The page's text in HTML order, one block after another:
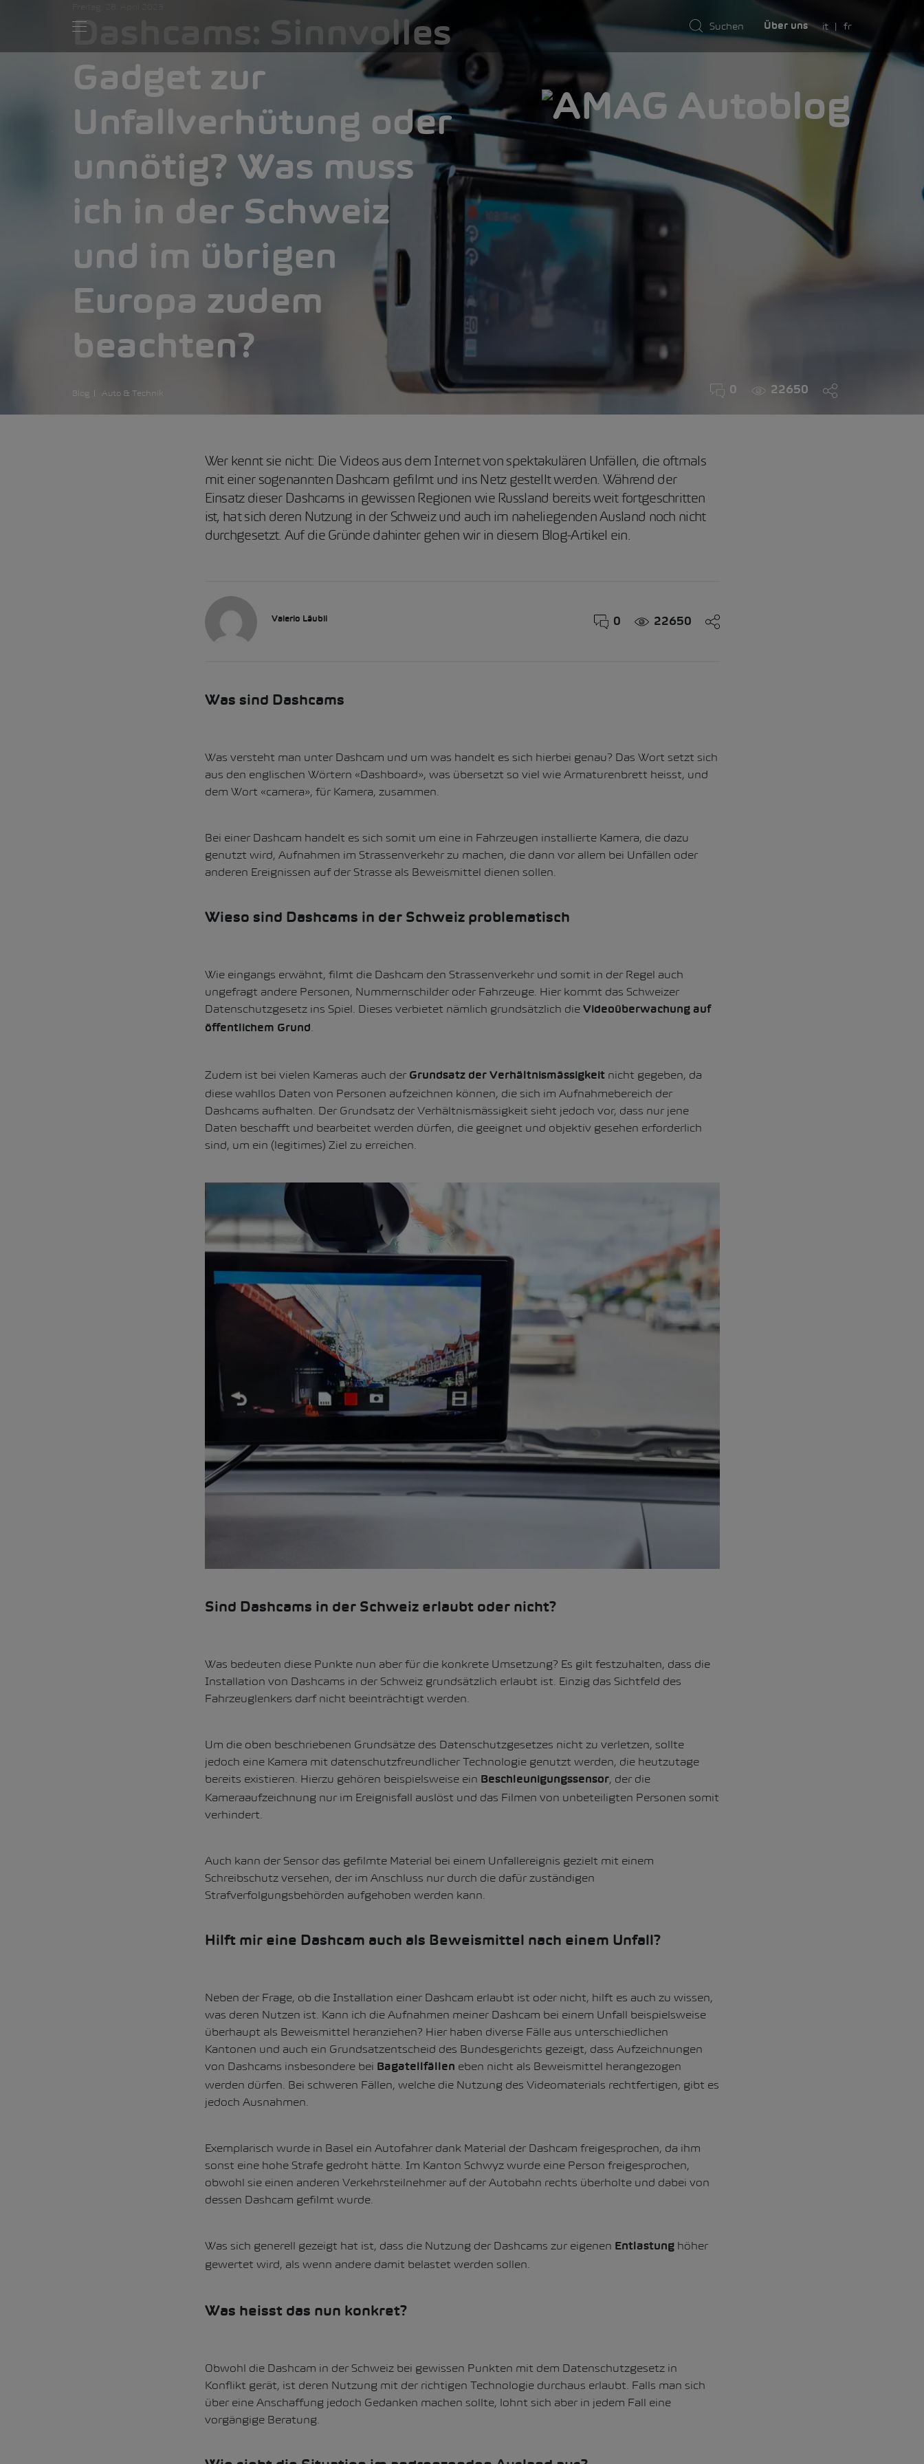
Über uns it fr
Dashcams: Sinnvolles
Gadget zur
Unfallverhütung oder
unnötig? Was muss
ich in der Schweiz
und im übrigen
Europa zudem
beachten?
Blog Auto & Technik 0 22650
Wer kennt sie nicht: Die Videos aus dem Internet von spektakulären Unfällen, die oftmals
mit einer sogenannten Dashcam gefilmt und ins Netz gestellt werden. Während der
Einsatz dieser Dashcams in gewissen Regionen wie Russland bereits weit fortgeschritten
ist, hat sich deren Nutzung in der Schweiz und auch im naheliegenden Ausland noch nicht
durchgesetzt. Auf die Gründe dahinter gehen wir in diesem Blog-Artikel ein.
Valerio Läubli 0 22650
Was sind Dashcams
Was versteht man unter Dashcam und um was handelt es sich hierbei genau? Das Wort setzt sich
aus den englischen Wörtern «Dashboard», was übersetzt so viel wie Armaturenbrett heisst, und
dem Wort «camera», für Kamera, zusammen.
Bei einer Dashcam handelt es sich somit um eine in Fahrzeugen installierte Kamera, die dazu
genutzt wird, Aufnahmen im Strassenverkehr zu machen, die dann vor allem bei Unfällen oder
anderen Ereignissen auf der Strasse als Beweismittel dienen sollen.
Wieso sind Dashcams in der Schweiz problematisch
Wie eingangs erwähnt, filmt die Dashcam den Strassenverkehr und somit in der Regel auch
ungefragt andere Personen, Nummernschilder oder Fahrzeuge. Hier kommt das Schweizer
Datenschutzgesetz ins Spiel. Dieses verbietet nämlich grundsätzlich die Videoüberwachung auf
öffentlichem Grund.
Zudem ist bei vielen Kameras auch der Grundsatz der Verhältnismässigkeitnicht gegeben, da
diese wahllos Daten von Personen aufzeichnen können, die sich im Aufnahmebereich der
Dashcams aufhalten. Der Grundsatz der Verhältnismässigkeit sieht jedoch vor, dass nur jene
Daten beschafft und bearbeitet werden dürfen, die geeignet und objektiv gesehen erforderlich
sind, um ein (legitimes) Ziel zu erreichen.
Sind Dashcams in der Schweiz erlaubt oder nicht?
Was bedeuten diese Punkte nun aber für die konkrete Umsetzung? Es gilt festzuhalten, dass die
Installation von Dashcams in der Schweiz grundsätzlich erlaubt ist. Einzig das Sichtfeld des
Fahrzeuglenkers darf nicht beeinträchtigt werden.
Um die oben beschriebenen Grundsätze des Datenschutzgesetzes nicht zu verletzen, sollte
jedoch eine Kamera mit datenschutzfreundlicher Technologie genutzt werden, die heutzutage
bereits existieren. Hierzu gehören beispielsweise ein Beschleunigungssensor, der die
Kameraaufzeichnung nur im Ereignisfall auslöst und das Filmen von unbeteiligten Personen somit
verhindert.
Auch kann der Sensor das gefilmte Material bei einem Unfallereignis gezielt mit einem
Schreibschutz versehen, der im Anschluss nur durch die dafür zuständigen
Strafverfolgungsbehörden aufgehoben werden kann.
Hilft mir eine Dashcam auch als Beweismittel nach einem Unfall?
Neben der Frage, ob die Installation einer Dashcam erlaubt ist oder nicht, hilft es auch zu wissen,
was deren Nutzen ist. Kann ich die Aufnahmen meiner Dashcam bei einem Unfall beispielsweise
überhaupt als Beweismittel heranziehen? Hier haben diverse Fälle aus unterschiedlichen
Kantonen und auch ein Grundsatzentscheid des Bundesgerichts gezeigt, dass Aufzeichnungen
von Dashcams insbesondere bei Bagatellfällen eben nicht als Beweismittel herangezogen
werden dürfen. Bei schweren Fällen, welche die Nutzung des Videomaterials rechtfertigen, gibt es
jedoch Ausnahmen.
Exemplarisch wurde in Basel ein Autofahrer dank Material der Dashcam freigesprochen, da ihm
sonst eine hohe Strafe gedroht hätte. Im Kanton Schwyz wurde eine Person freigesprochen,
obwohl sie einen anderen Verkehrsteilnehmer auf der Autobahn rechts überholte und dabei von
dessen Dashcam gefilmt wurde.
Was sich generell gezeigt hat ist, dass die Nutzung der Dashcams zur eigenen Entlastunghöher
gewertet wird, als wenn andere damit belastet werden sollen.
Was heisst das nun konkret?
Obwohl die Dashcam in der Schweiz bei gewissen Punkten mit dem Datenschutzgesetz in
Konflikt gerät, ist deren Nutzung mit der richtigen Technologie durchaus erlaubt. Falls man sich
über eine Anschaffung jedoch Gedanken machen sollte, lohnt sich aber in jedem Fall eine
vorgängige Beratung.